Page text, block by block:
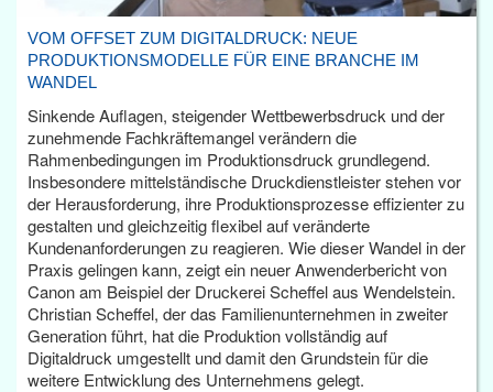
VOM OFFSET ZUM DIGITALDRUCK: NEUE
PRODUKTIONSMODELLE FÜR EINE BRANCHE IM
WANDEL
Sinkende Auflagen, steigender Wettbewerbsdruck und der
zunehmende Fachkräftemangel verändern die
Rahmenbedingungen im Produktionsdruck grundlegend.
Insbesondere mittelständische Druckdienstleister stehen vor
der Herausforderung, ihre Produktionsprozesse effizienter zu
gestalten und gleichzeitig flexibel auf veränderte
Kundenanforderungen zu reagieren. Wie dieser Wandel in der
Praxis gelingen kann, zeigt ein neuer Anwenderbericht von
Canon am Beispiel der Druckerei Scheffel aus Wendelstein.
Christian Scheffel, der das Familienunternehmen in zweiter
Generation führt, hat die Produktion vollständig auf
Digitaldruck umgestellt und damit den Grundstein für die
weitere Entwicklung des Unternehmens gelegt.